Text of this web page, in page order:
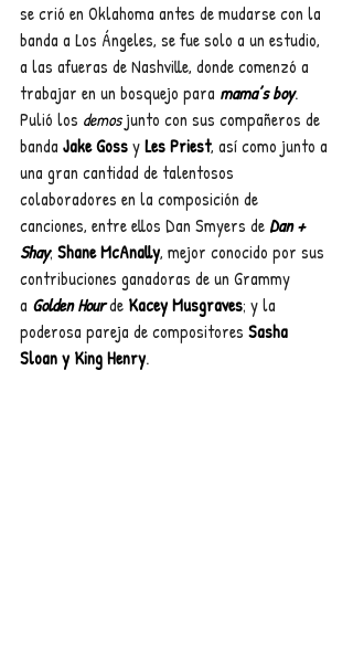
se crió en Oklahoma antes de mudarse con la
banda a Los Ángeles, se fue solo a un estudio,
a las afueras de Nashville, donde comenzó a
trabajar en un bosquejo para mama’s boy.
Pulió los demos junto con sus compañeros de
banda Jake Goss y Les Priest, así como junto a
una gran cantidad de talentosos
colaboradores en la composición de
canciones, entre ellos Dan Smyers de Dan +
Shay; Shane McAnally, mejor conocido por sus
contribuciones ganadoras de un Grammy
a Golden Hour de Kacey Musgraves; y la
poderosa pareja de compositores Sasha
Sloan y King Henry.